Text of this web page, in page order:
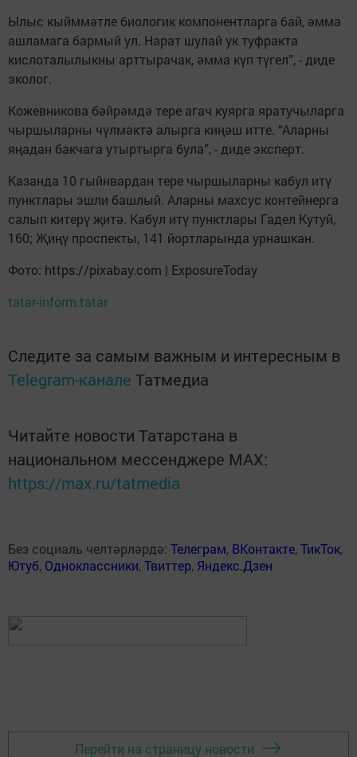
Ылыс кыйммәтле биологик компонентларга бай, әмма
ашламага бармый ул. Нарат шулай ук туфракта
кислоталылыкны арттырачак, әмма күп түгел”, - диде
эколог.
Кожевникова бәйрәмдә тере агач куярга яратучыларга
чыршыларны чүлмәктә алырга киңәш итте. “Аларны
яңадан бакчага утыртырга була”, - диде эксперт.
Казанда 10 гыйнвардан тере чыршыларны кабул итү
пунктлары эшли башлый. Аларны махсус контейнерга
салып китерү җитә. Кабул итү пунктлары Гадел Кутуй,
160; Җиңү проспекты, 141 йортларында урнашкан.
Фото: https://pixabay.com | ExposureToday
tatar-inform.tatar
Следите за самым важным и интересным в
Telegram-канале Татмедиа
Читайте новости Татарстана в
национальном мессенджере MАХ:
https://max.ru/tatmedia
Без социаль челтәрләрдә: Телеграм, ВКонтакте,ТикТок,
Ютуб, Одноклассники,Твиттер, Яндекс.Дзен
Перейти на страницу новости